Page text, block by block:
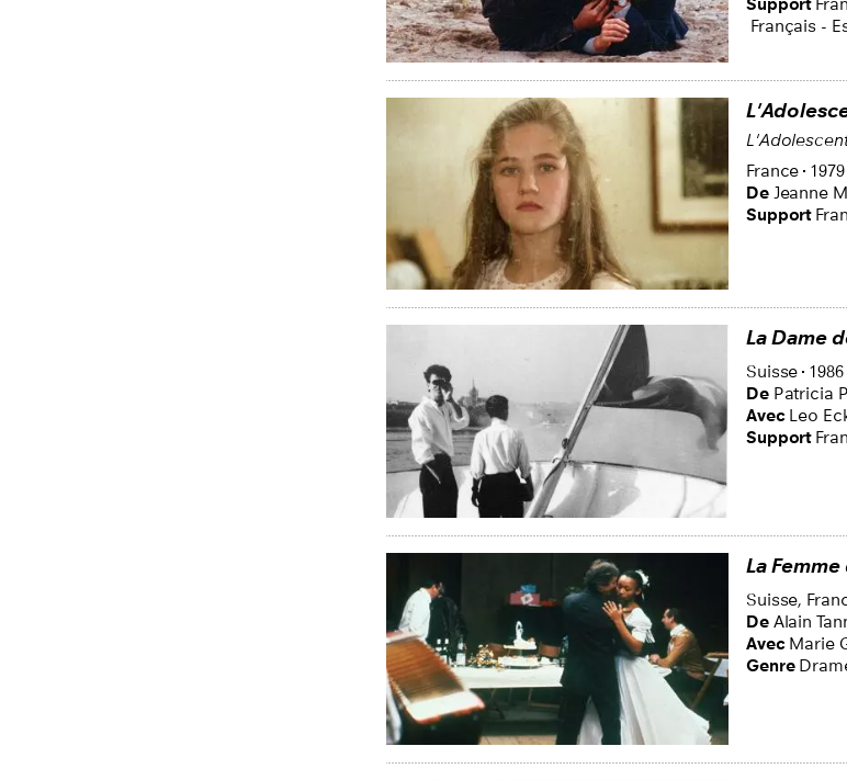
Support
Français -
France 1979
De Jeanne
Support
La Dame
Suisse 1986
De Patricia
Avec Leo
Support
La
Suisse,
De Alain
Avec Marie
Genre